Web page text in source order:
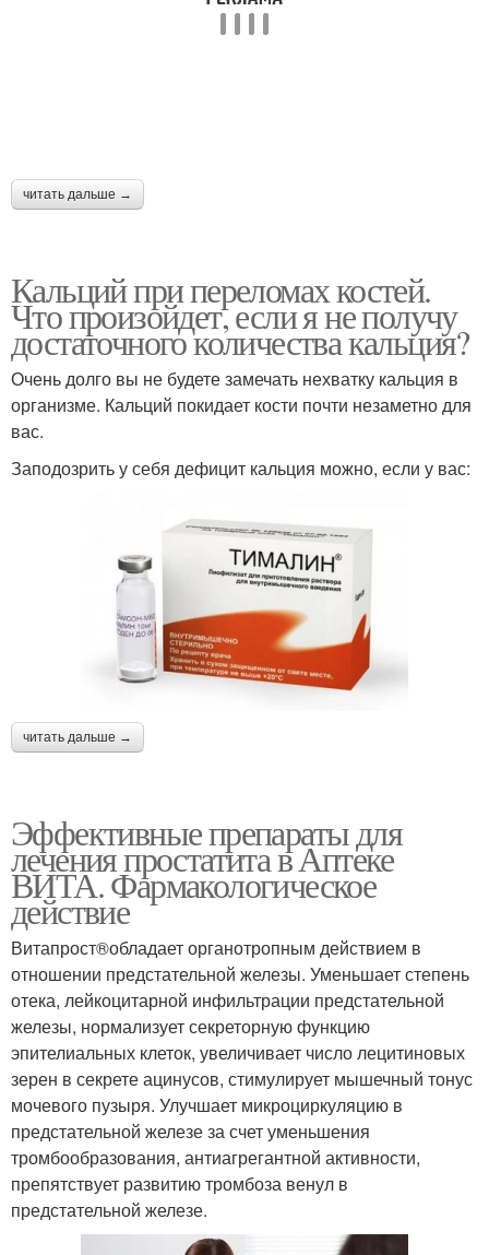
читать дальше →
Кальций при переломах костей.
Что произойдет, если я не получу
достаточного количества кальция?
Очень долго вы не будете замечать нехватку кальция в
организме. Кальций покидает кости почти незаметно для
вас.
Заподозрить у себя дефицит кальция можно, если у вас:
читать дальше →
Эффективные препараты для
лечения простатита в Аптеке
ВИТА. Фармакологическое
действие
Витапрост®обладает органотропным действием в
отношении предстательной железы. Уменьшает степень
отека, лейкоцитарной инфильтрации предстательной
железы, нормализует секреторную функцию
эпителиальных клеток, увеличивает число лецитиновых
зерен в секрете ацинусов, стимулирует мышечный тонус
мочевого пузыря. Улучшает микроциркуляцию в
предстательной железе за счет уменьшения
тромбообразования, антиагрегантной активности,
препятствует развитию тромбоза венул в
предстательной железе.